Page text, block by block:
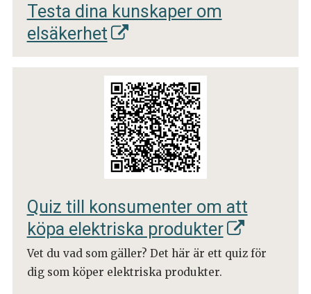
Testa dina kunskaper om
elsäkerhet
Quiz till konsumenter om att
köpa elektriska produkter
Vet du vad som gäller? Det här är ett quiz för
dig som köper elektriska produkter.